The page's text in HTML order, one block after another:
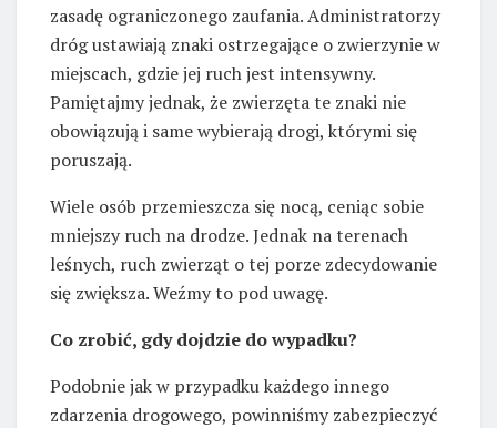
zasadę ograniczonego zaufania. Administratorzy
dróg ustawiają znaki ostrzegające o zwierzynie w
miejscach, gdzie jej ruch jest intensywny.
Pamiętajmy jednak, że zwierzęta te znaki nie
obowiązują i same wybierają drogi, którymi się
poruszają.
Wiele osób przemieszcza się nocą, ceniąc sobie
mniejszy ruch na drodze. Jednak na terenach
leśnych, ruch zwierząt o tej porze zdecydowanie
się zwiększa. Weźmy to pod uwagę.
Co zrobić, gdy dojdzie do wypadku?
Podobnie jak w przypadku każdego innego
zdarzenia drogowego, powinniśmy zabezpieczyć